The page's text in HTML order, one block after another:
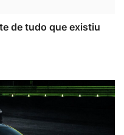
de tudo que existiu